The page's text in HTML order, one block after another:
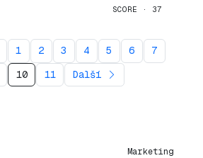
SCORE · 37
1 2 3 4 5 6
7
10 11 Další
Marketing